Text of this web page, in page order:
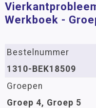
Werkboek -
Bestelnummer
1310-BEK18509
Groepen
Groep 4, Groep 5